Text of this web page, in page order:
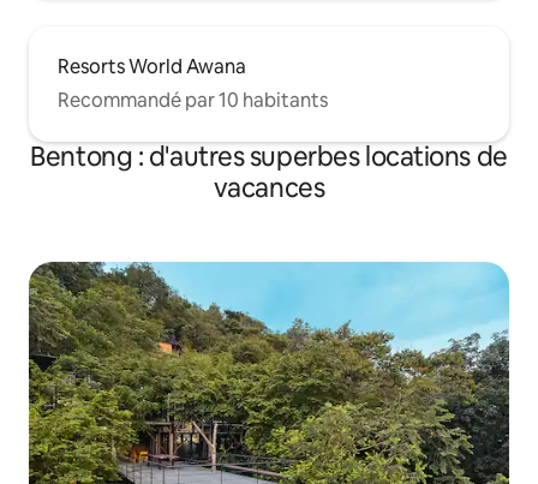
Resorts World Awana
Recommandé par 10 habitants
Bentong : d'autres superbes locations de
vacances